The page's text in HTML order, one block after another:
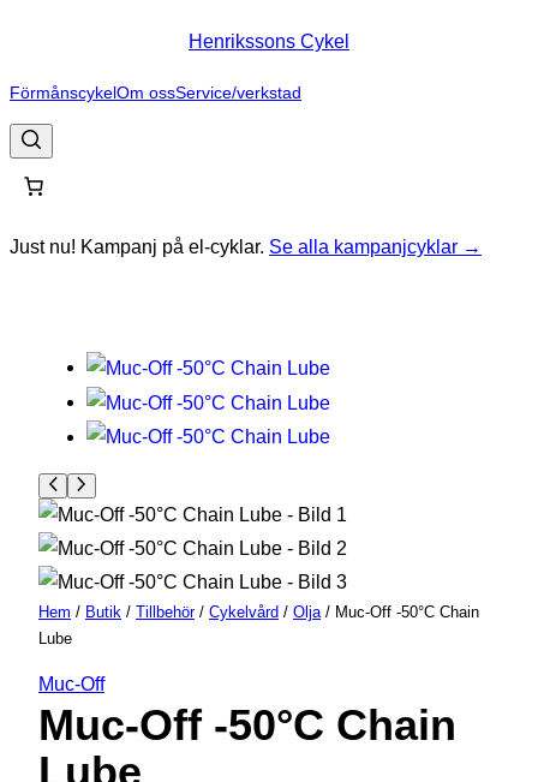
Henrikssons Cykel
FörmånscykelOm ossService/verkstad
Just nu! Kampanj på el-cyklar. Se alla kampanjcyklar →
Hem / Butik / Tillbehör/ Cykelvård / Olja/ Muc-Off -50°C Chain
Lube
Muc-Off
Muc-Off -50°C Chain
Lube